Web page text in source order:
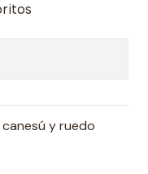
canesú y ruedo